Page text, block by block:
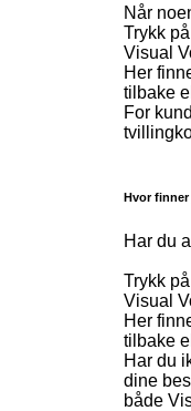
Når
Trykk
Visual
Her
tilbake
For
Hvor finner
Har du
Trykk
Visual
Her
tilbake
Har du
dine
både